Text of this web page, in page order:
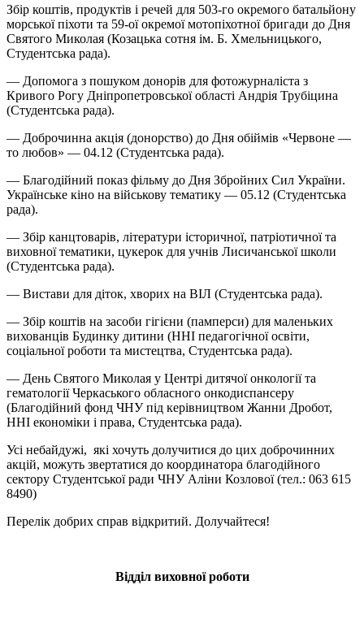
Збір коштів, продуктів і речей для 503-го окремого батальйону
морської піхоти та 59-ої окремої мотопіхотної бригади до Дня
Святого Миколая (Козацька сотня ім. Б. Хмельницького,
Студентська рада).
— Допомога з пошуком донорів для фотожурналіста з
Кривого Рогу Дніпропетровської області Андрія Трубіцина
(Студентська рада).
— Доброчинна акція (донорство) до Дня обіймів «Червоне —
то любов» — 04.12 (Студентська рада).
— Благодійний показ фільму до Дня Збройних Сил України.
Українське кіно на військову тематику — 05.12 (Студентська
рада).
— Збір канцтоварів, літератури історичної, патріотичної та
виховної тематики, цукерок для учнів Лисичанської школи
(Студентська рада).
— Вистави для діток, хворих на ВІЛ (Студентська рада).
— Збір коштів на засоби гігієни (памперси) для маленьких
вихованців Будинку дитини (ННІ педагогічної освіти,
соціальної роботи та мистецтва, Студентська рада).
— День Святого Миколая у Центрі дитячої онкології та
гематології Черкаського обласного онкодиспансеру
(Благодійний фонд ЧНУ під керівництвом Жанни Дробот,
ННІ економіки і права, Студентська рада).
Усі небайдужі, які хочуть долучитися до цих доброчинних
акцій, можуть звертатися до координатора благодійного
сектору Студентської ради ЧНУ Аліни Козлової (тел.: 063 615
8490)
Перелік добрих справ відкритий. Долучайтеся!
Відділ виховної роботи